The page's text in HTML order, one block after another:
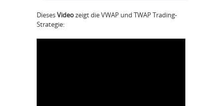
DiesesVideozeigt die VWAP und TWAP Trading-
Strategie: